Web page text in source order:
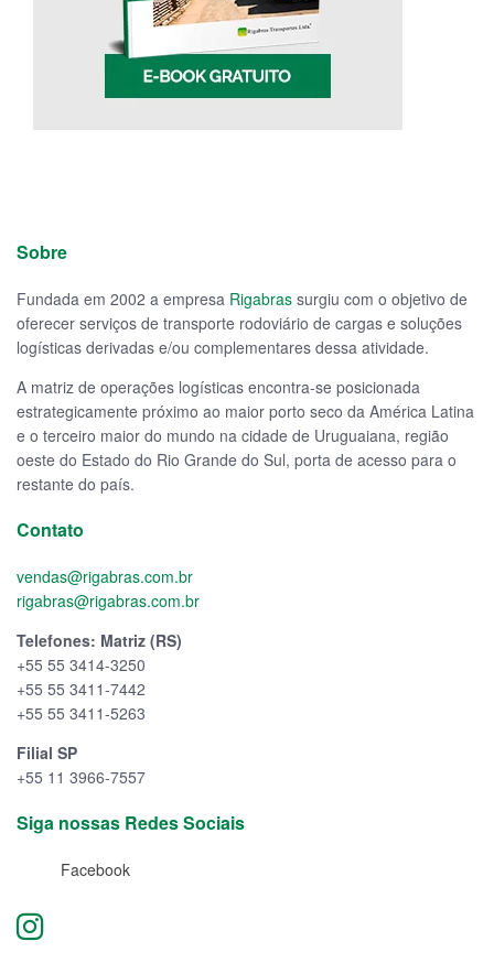
Sobre
Fundada em 2002 a empresa Rigabras surgiu com o objetivo de
oferecer serviços de transporte rodoviário de cargas e soluções
logísticas derivadas e/ou complementares dessa atividade.
A matriz de operações logísticas encontra-se posicionada
estrategicamente próximo ao maior porto seco da América Latina
e o terceiro maior do mundo na cidade de Uruguaiana, região
oeste do Estado do Rio Grande do Sul, porta de acesso para o
restante do país.
Contato
vendas@rigabras.com.br
rigabras@rigabras.com.br
Telefones: Matriz (RS)
+55 55 3414-3250
+55 55 3411-7442
+55 55 3411-5263
Filial SP
+55 11 3966-7557
Siga nossas Redes Sociais
Facebook